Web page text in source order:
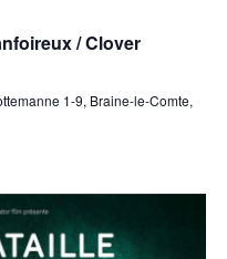
/ Clover
1-9, Braine-le-Comte,